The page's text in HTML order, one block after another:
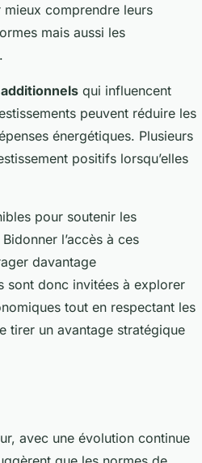
comprendre leurs
mais aussi les
qui influencent
peuvent réduire les
énergétiques. Plusieurs
positifs lorsqu’elles
pour soutenir les
l’accès à ces
davantage
sont donc invitées à explorer
tout en respectant les
tirer un avantage stratégique
avec une évolution continue